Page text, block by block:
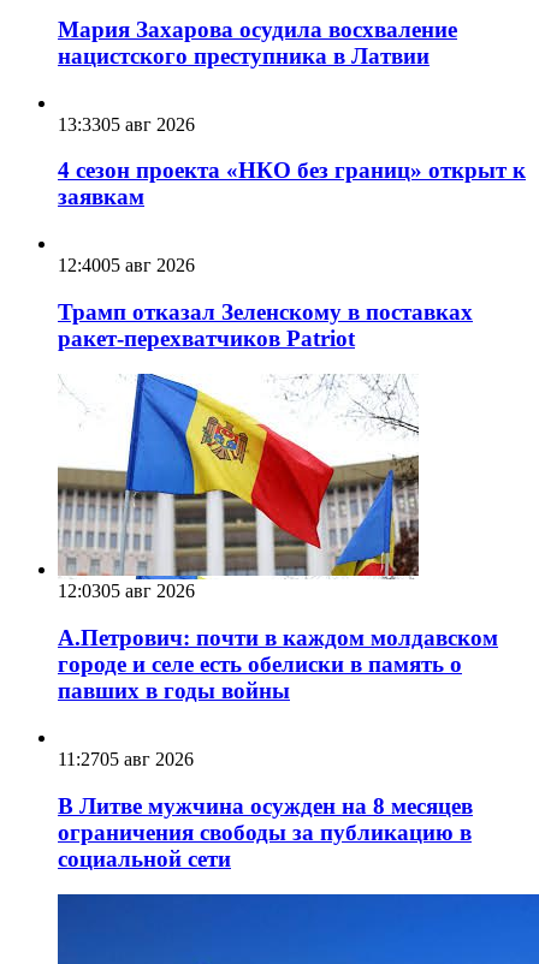
Мария Захарова осудила восхваление
нацистского преступника в Латвии
13:3305 авг 2026
4 сезон проекта «НКО без границ» открыт к
заявкам
12:4005 авг 2026
Трамп отказал Зеленскому в поставках
ракет-перехватчиков Patriot
12:0305 авг 2026
А.Петрович: почти в каждом молдавском
городе и селе есть обелиски в память о
павших в годы войны
11:2705 авг 2026
В Литве мужчина осужден на 8 месяцев
ограничения свободы за публикацию в
социальной сети